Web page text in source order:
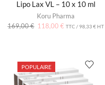
Lipo Lax VL – 10 x 10 ml
Koru Pharma
169,00€ 118,00 € TTC / 98,33€ HT
POPULAIRE